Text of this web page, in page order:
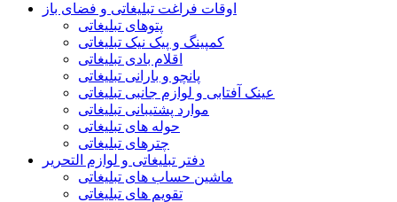
اوقات فراغت تبلیغاتی و فضای باز
پتوهای تبلیغاتی
کمپینگ و پیک نیک تبلیغاتی
اقلام بادی تبلیغاتی
پانچو و بارانی تبلیغاتی
عینک آفتابی و لوازم جانبی تبلیغاتی
موارد پشتیبانی تبلیغاتی
حوله های تبلیغاتی
چترهای تبلیغاتی
دفتر تبلیغاتی و لوازم التحریر
ماشین حساب های تبلیغاتی
تقویم های تبلیغاتی